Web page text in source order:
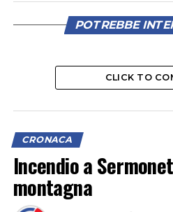
POTREBBE
CLICK TO
CRONACA
Incendio a
montagna